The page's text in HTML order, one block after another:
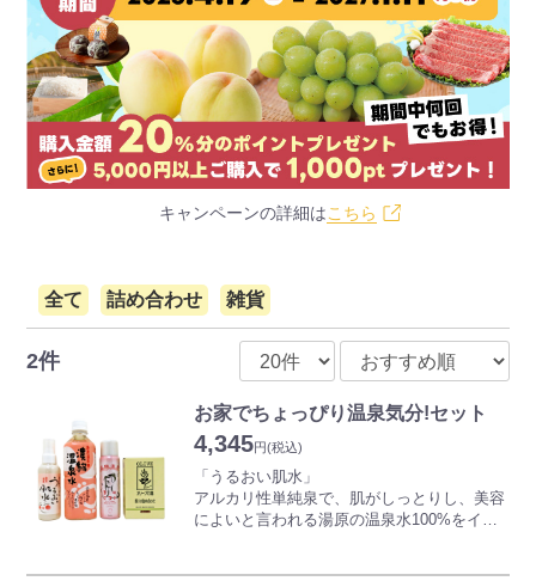
キャンペーンの詳細はこちら
全て 詰め合わせ 雑貨
2件
お家でちょっぴり温泉気分!セット
4,345円(税込)
「うるおい肌水」
アルカリ性単純泉で、肌がしっとりし、美容
によいと言われる湯原の温泉水100%をイオ